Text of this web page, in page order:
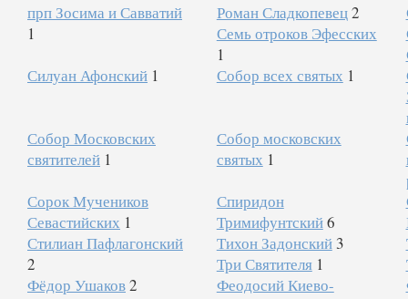
прп Зосима и Савватий
1
Роман Сладкопевец2
Семь отроков Эфесских
1
Силуан Афонский 1 Собор всех святых 1
Собор Московских
святителей 1
Собор московских
святых 1
Сорок Мучеников
Севастийских 1
Спиридон
Тримифунтский6
Стилиан Пафлагонский
2
Тихон Задонский 3
Три Святителя 1
Фёдор Ушаков2
Феодосий Киево-